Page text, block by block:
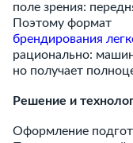
поле зрения:
Поэтому формат
брендирования
рационально:
но получает
Решение и
Оформление